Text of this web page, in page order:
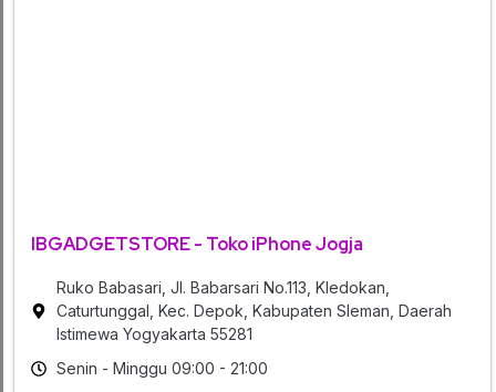
IBGADGETSTORE - Toko iPhone Jogja
Ruko Babasari, Jl. Babarsari No.113, Kledokan,
Caturtunggal, Kec. Depok, Kabupaten Sleman, Daerah
Istimewa Yogyakarta 55281
Senin - Minggu 09:00 - 21:00